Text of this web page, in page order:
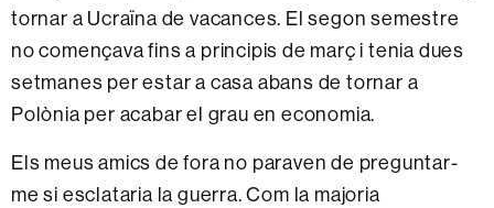
tornar a Ucraïna de vacances. El segon semestre
no començava fins a principis de març i tenia dues
setmanes per estar a casa abans de tornar a
Polònia per acabar el grau en economia.
Els meus amics de fora no paraven de preguntar-
me si esclataria la guerra. Com la majoria